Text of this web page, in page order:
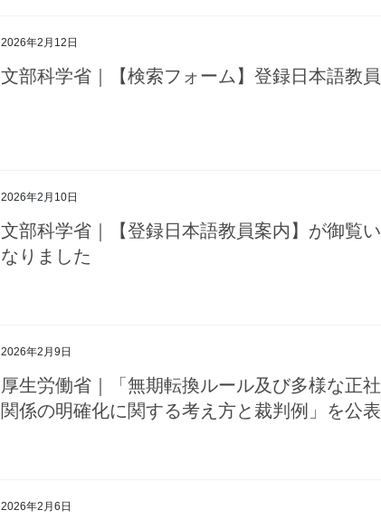
2026年2月12日
文部科学省｜【検索フォーム】登録日本語教
2026年2月10日
文部科学省｜【登録日本語教員案内】が御覧
なりました
2026年2月9日
厚生労働省｜「無期転換ルール及び多様な正
関係の明確化に関する考え方と裁判例」を公
2026年2月6日